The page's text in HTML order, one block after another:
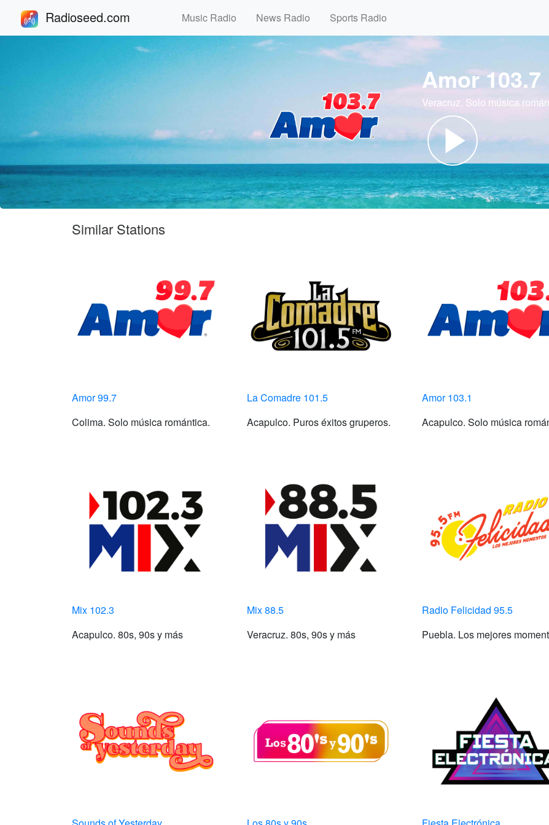
Radioseed.com Music Radio News Radio Sports Radio
Amor 103.7
Veracruz. Solo música
Similar Stations
Amor 99.7
Colima. Solo música romántica.
La Comadre 101.5
Acapulco. Puros éxitos gruperos.
Amor 103.1
Acapulco. Solo música
Mix 102.3
Acapulco. 80s, 90s y más
Mix 88.5
Veracruz. 80s, 90s y más
Radio Felicidad 95.5
Puebla. Los mejores